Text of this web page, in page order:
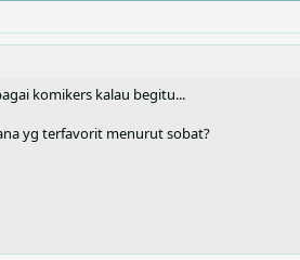
komikers kalau begitu...
yg terfavorit menurut sobat?